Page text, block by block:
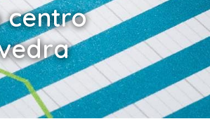
centro